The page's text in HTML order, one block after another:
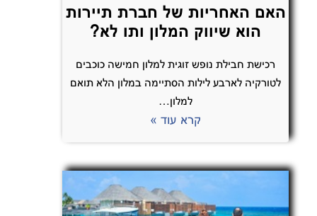
האם האחריות של חברת תיירות
הוא שיווק המלון ותו לא?
רכישת חבילת נופש זוגית למלון חמישה כוכבים
לטורקיה לארבע לילות הסתיימה במלון הלא תואם
למלון…
קרא עוד »